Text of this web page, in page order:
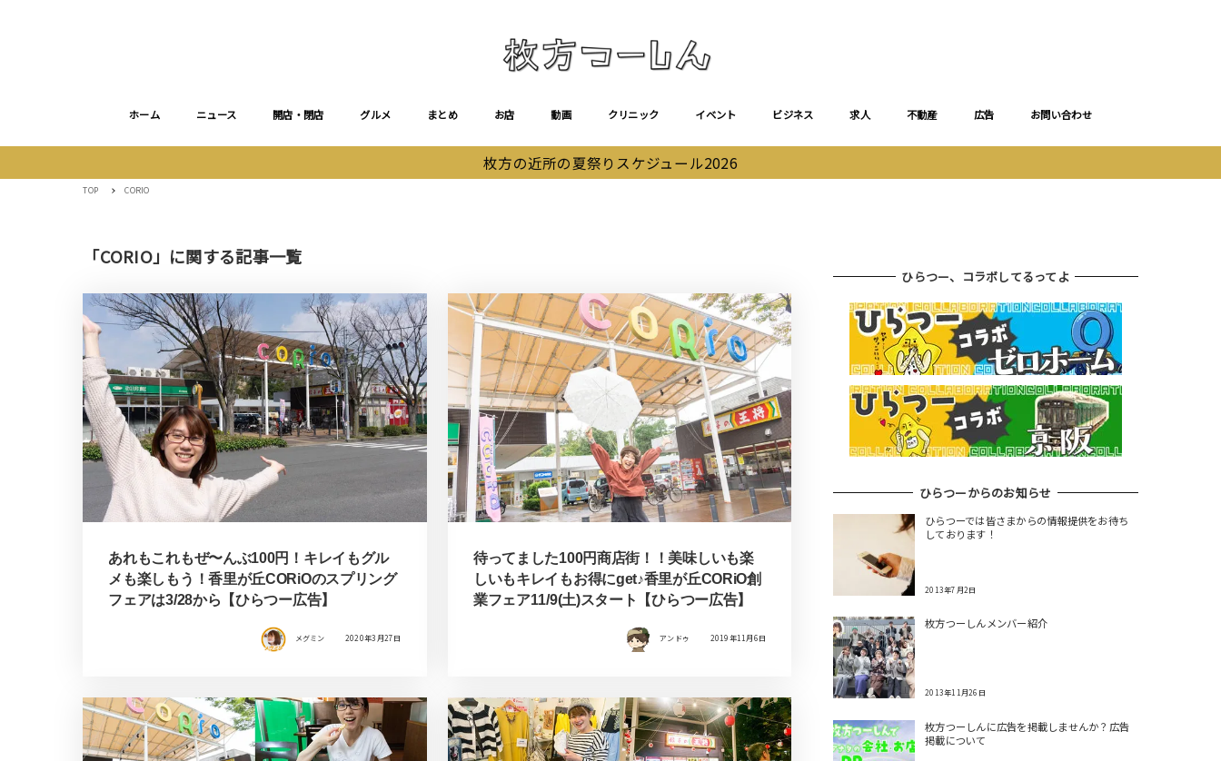
ホーム ニュース 開店・閉店 グルメ まとめ お店 動画 クリニック イベント ビジネス 求人 不動産 広告 お問い合わせ
枚方の近所の夏祭りスケジュール2026
TOP CORIO
「CORIO」に関する記事一覧
あれもこれもぜ〜んぶ100円！キレイもグル
メも楽しもう！香里が丘CORiOのスプリング
フェアは3/28から【ひらつー広告】
メグミン 2020年3月27日
待ってました100円商店街！！美味しいも楽
しいもキレイもお得にget♪香里が丘CORiO創
業フェア11/9(土)スタート【ひらつー広告】
アンドゥ 2019年11月6日
ひらつー、コラボしてるってよ
ひらつーからのお知らせ
ひらつーでは皆さまからの情報提供をお待ち
しております！
2013年7月2日
枚方つーしんメンバー紹介
2013年11月26日
枚方つーしんに広告を掲載しませんか？広告
掲載について